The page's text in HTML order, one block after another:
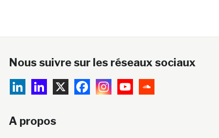
Nous suivre sur les réseaux sociaux
A propos